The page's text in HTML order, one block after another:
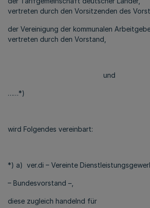
vertreten durch den Vorsitzenden des
der Vereinigung der kommunalen
vertreten durch den Vorstand,
und
……*)
wird Folgendes vereinbart:
*) a) ver.di – Vereinte
– Bundesvorstand –,
diese zugleich handelnd für